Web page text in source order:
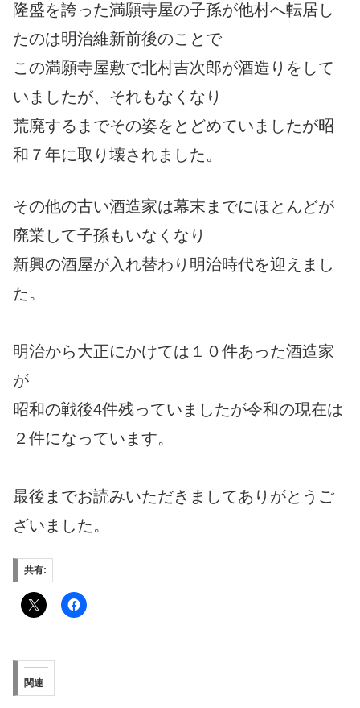
隆盛を誇った満願寺屋の子孫が他村へ転居し
たのは明治維新前後のことで
この満願寺屋敷で北村吉次郎が酒造りをして
いましたが、それもなくなり
荒廃するまでその姿をとどめていましたが昭
和７年に取り壊されました。
その他の古い酒造家は幕末までにほとんどが
廃業して子孫もいなくなり
新興の酒屋が入れ替わり明治時代を迎えまし
た。
明治から大正にかけては１０件あった酒造家
が
昭和の戦後4件残っていましたが令和の現在は
２件になっています。
最後までお読みいただきましてありがとうご
ざいました。
共有:
関連